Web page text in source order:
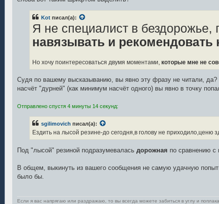
Kot писал(а):
Я не специалист в бездорожье,
навязывать и рекомендовать
Но хочу поинтересоваться двумя моментами, которые мне не
Судя по вашему высказыванию, вы явно эту фразу не читали,
насчёт "дурней" (как минимум насчёт одного) вы явно в точку
Отправлено спустя 4 минуты 14 секунд:
sgilimovich писал(а):
Ездить на лысой резине-до сегодня,в голову не приходило,ценю
Под "лысой" резиной подразумевалась дорожная по сравнению с
В общем, выкинуть из вашего сообщения не самую удачную
было бы.
Если я вас напрягаю или раздражаю, то вы всегда можете забиться в углу и